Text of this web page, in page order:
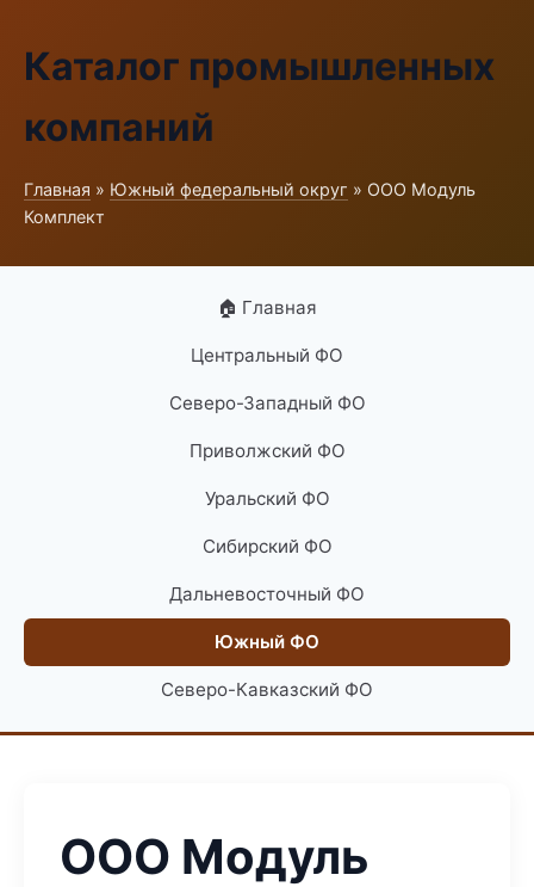
Каталог промышленных
компаний
Главная » Южный федеральный округ » ООО Модуль
Комплект
🏠 Главная
Центральный ФО
Северо-Западный ФО
Приволжский ФО
Уральский ФО
Сибирский ФО
Дальневосточный ФО
Южный ФО
Северо-Кавказский ФО
ООО Модуль